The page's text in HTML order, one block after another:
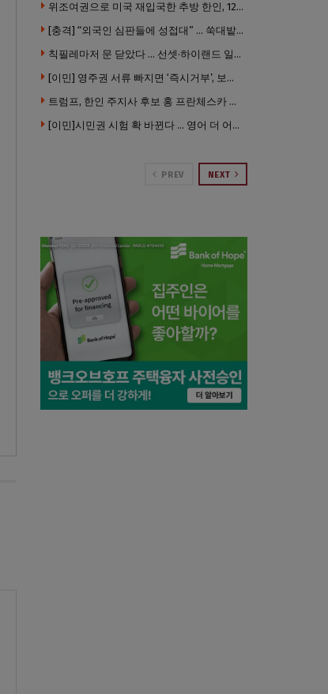
위조여권으로 미국 재입국한 추방 한인, 120만 달러 은행 사기 행각
[충격] “외국인 심판들에 성접대” … 쑥대밭된 축협 어디까지 추락하나
칙필레마저 문 닫았다 … 선셋·하이랜드 일대 ‘황량한 거리’로
[이민] 영주권 서류 빠지면 ‘즉시거부’, 보완기회 없다 … 이민심사 8월부터 확 바뀐다
트럼프, 한인 주지사 후보 홍 프란체스카 정조준 … “미치광이다”
[이민]시민권 시험 확 바뀐다 … 영어 더 어렵게, 민간시험 도입 추진
PREV NEXT